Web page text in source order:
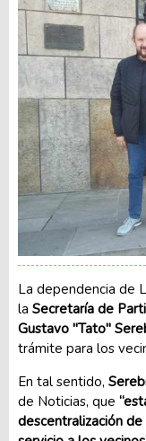
La dependencia de
la Secretaría de
Gustavo "Tato"
trámite para los
En tal sentido,
de Noticias, que
descentralización